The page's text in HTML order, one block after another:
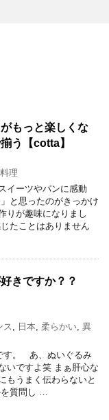
もっと楽しくな
う【cotta】
料理
イーツやパンに感動
と思ったのがきっかけ
りが趣味になりまし
たことはありません
好きですか？？
ス 日本 柔らかい 異
す。 あ、ぬいぐるみ
いですよ笑 まぁ肝心な
もうまく伝わらないと
質問し …